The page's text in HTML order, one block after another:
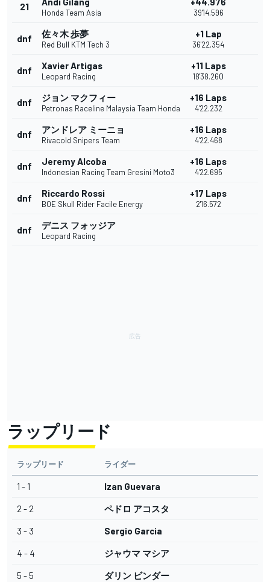
21
Honda Team Asia 39'14.596
dnf 佐々木 歩夢
Red Bull KTM Tech 3
+1 Lap
36'22.354
dnf Xavier Artigas
Leopard Racing
+11 Laps
18'38.260
dnf ジョン マクフィー
Petronas Raceline Malaysia Team Honda
+16 Laps
4'22.232
dnf アンドレア ミーニョ
Rivacold Snipers Team
+16 Laps
4'22.468
dnf Jeremy Alcoba
Indonesian Racing Team Gresini Moto3
+16 Laps
4'22.695
dnf Riccardo Rossi
BOE Skull Rider Facile Energy
+17 Laps
2'16.572
dnf デニス フォッジア
Leopard Racing
ラップリード
ラップリード ライダー
1 - 1 Izan Guevara
2 - 2 ペドロ アコスタ
3 - 3 Sergio Garcia
4 - 4 ジャウマ マシア
5 - 5 ダリン ビンダー